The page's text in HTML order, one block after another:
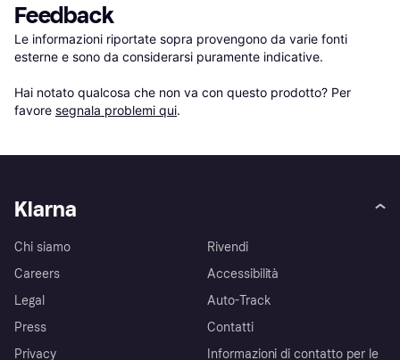
Feedback
Le informazioni riportate sopra provengono da varie fonti
esterne e sono da considerarsi puramente indicative.
Hai notato qualcosa che non va con questo prodotto? Per
favore segnala problemi qui.
Klarna
Chi siamo
Careers
Legal
Press
Privacy
Rivendi
Accessibilità
Auto-Track
Contatti
Informazioni di contatto per le